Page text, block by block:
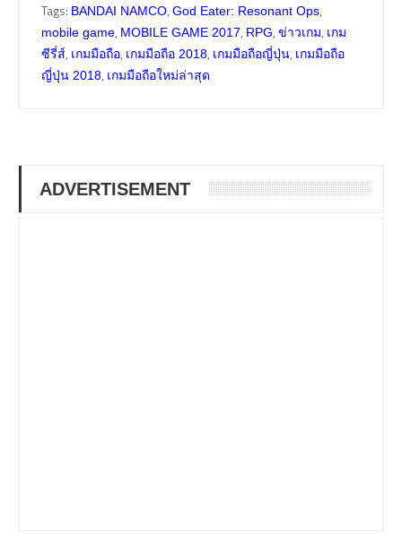
Tags: BANDAI NAMCO, God Eater: Resonant Ops,
mobile game, MOBILE GAME 2017, RPG, ข่าวเกม, เกม
ซีรี่ส์, เกมมือถือ, เกมมือถือ 2018, เกมมือถือญี่ปุ่น, เกมมือถือ
ญี่ปุ่น 2018, เกมมือถือใหม่ล่าสุด
ADVERTISEMENT